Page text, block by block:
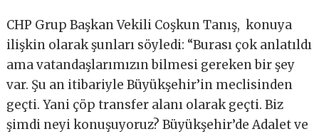
CHP Grup Başkan Vekili Coşkun Tanış, konuya
ilişkin olarak şunları söyledi: “Burası çok anlatıldı
ama vatandaşlarımızın bilmesi gereken bir şey
var. Şu an itibariyle Büyükşehir’in meclisinden
geçti. Yani çöp transfer alanı olarak geçti. Biz
şimdi neyi konuşuyoruz? Büyükşehir’de Adalet ve